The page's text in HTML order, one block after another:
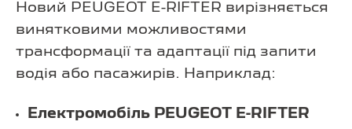
Новий PEUGEOT E-RIFTER вирізняється
винятковими можливостями
трансформації та адаптації під запити
водія або пасажирів. Наприклад:
Електромобіль PEUGEOT E-RIFTER